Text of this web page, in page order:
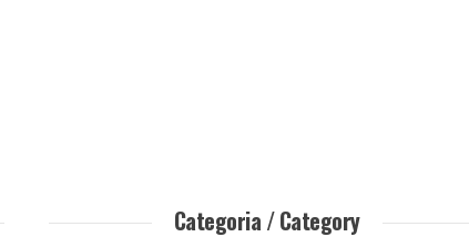
Categoria / Category